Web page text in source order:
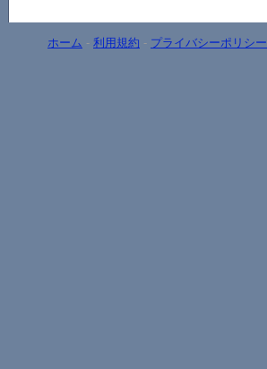
ホーム - 利用規約 - プライバシーポリシー